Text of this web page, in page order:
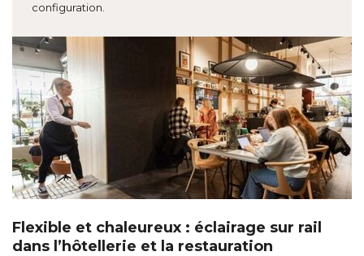
configuration.
Flexible et chaleureux : éclairage sur rail
dans l’hôtellerie et la restauration